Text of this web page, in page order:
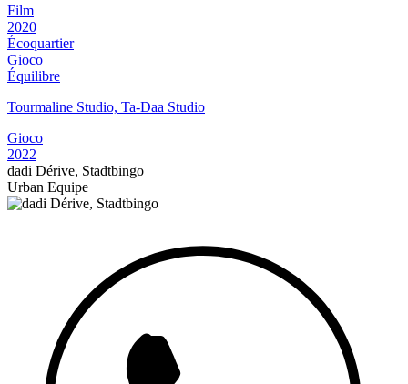
Film
2020
Écoquartier
Gioco
Équilibre
Tourmaline Studio, Ta-Daa Studio
Gioco
2022
dadi Dérive, Stadtbingo
Urban Equipe